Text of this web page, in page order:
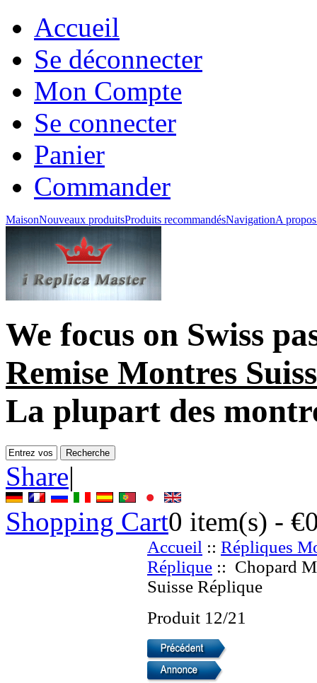
Accueil
Se déconnecter
Mon Compte
Se connecter
Panier
Commander
MaisonNouveaux produitsProduits recommandésNavigationA
We focus on Swiss
Remise Montres
La plupart des
Share|
Shopping Cart0 item(s) -
Accueil :: Répliques
Réplique :: Chopard
Suisse Réplique
Produit 12/21